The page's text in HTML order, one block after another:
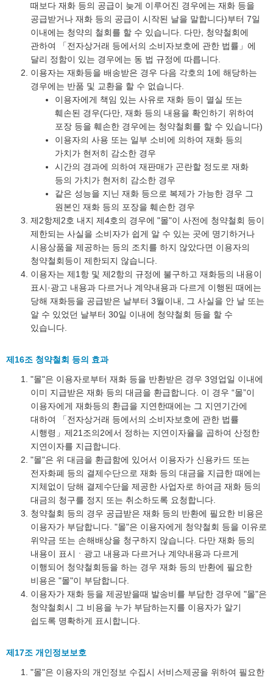
때보다 재화 등의 공급이 늦게 이루어진 경우에는 재화 등을
공급받거나 재화 등의 공급이 시작된 날을 말합니다)부터 7일
이내에는 청약의 철회를 할 수 있습니다. 다만, 청약철회에
관하여 「전자상거래 등에서의 소비자보호에 관한 법률」에
달리 정함이 있는 경우에는 동 법 규정에 따릅니다.
이용자는 재화등을 배송받은 경우 다음 각호의 1에 해당하는
경우에는 반품 및 교환을 할 수 없습니다.
이용자에게 책임 있는 사유로 재화 등이 멸실 또는
훼손된 경우(다만, 재화 등의 내용을 확인하기 위하여
포장 등을 훼손한 경우에는 청약철회를 할 수 있습니다)
이용자의 사용 또는 일부 소비에 의하여 재화 등의
가치가 현저히 감소한 경우
시간의 경과에 의하여 재판매가 곤란할 정도로 재화
등의 가치가 현저히 감소한 경우
같은 성능을 지닌 재화 등으로 복제가 가능한 경우 그
원본인 재화 등의 포장을 훼손한 경우
제2항제2호 내지 제4호의 경우에 "몰"이 사전에 청약철회 등이
제한되는 사실을 소비자가 쉽게 알 수 있는 곳에 명기하거나
시용상품을 제공하는 등의 조치를 하지 않았다면 이용자의
청약철회등이 제한되지 않습니다.
이용자는 제1항 및 제2항의 규정에 불구하고 재화등의 내용이
표시·광고 내용과 다르거나 계약내용과 다르게 이행된 때에는
당해 재화등을 공급받은 날부터 3월이내, 그 사실을 안 날 또는
알 수 있었던 날부터 30일 이내에 청약철회 등을 할 수
있습니다.
제16조 청약철회 등의 효과
"몰"은 이용자로부터 재화 등을 반환받은 경우 3영업일 이내에
이미 지급받은 재화 등의 대금을 환급합니다. 이 경우 “몰”이
이용자에게 재화등의 환급을 지연한때에는 그 지연기간에
대하여 「전자상거래 등에서의 소비자보호에 관한 법률
시행령」제21조의2에서 정하는 지연이자율을 곱하여 산정한
지연이자를 지급합니다.
"몰"은 위 대금을 환급함에 있어서 이용자가 신용카드 또는
전자화폐 등의 결제수단으로 재화 등의 대금을 지급한 때에는
지체없이 당해 결제수단을 제공한 사업자로 하여금 재화 등의
대금의 청구를 정지 또는 취소하도록 요청합니다.
청약철회 등의 경우 공급받은 재화 등의 반환에 필요한 비용은
이용자가 부담합니다. "몰"은 이용자에게 청약철회 등을 이유로
위약금 또는 손해배상을 청구하지 않습니다. 다만 재화 등의
내용이 표시ㆍ광고 내용과 다르거나 계약내용과 다르게
이행되어 청약철회등을 하는 경우 재화 등의 반환에 필요한
비용은 "몰"이 부담합니다.
이용자가 재화 등을 제공받을때 발송비를 부담한 경우에 "몰"은
청약철회시 그 비용을 누가 부담하는지를 이용자가 알기
쉽도록 명확하게 표시합니다.
제17조 개인정보보호
"몰"은 이용자의 개인정보 수집시 서비스제공을 위하여 필요한